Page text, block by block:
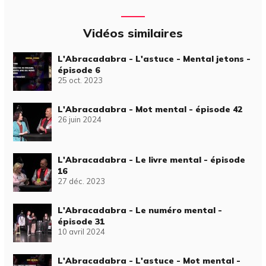
Vidéos similaires
L'Abracadabra - L'astuce - Mental jetons -
épisode 6
25 oct. 2023
L'Abracadabra - Mot mental - épisode 42
26 juin 2024
L'Abracadabra - Le livre mental - épisode
16
27 déc. 2023
L'Abracadabra - Le numéro mental -
épisode 31
10 avril 2024
L'Abracadabra - L'astuce - Mot mental -